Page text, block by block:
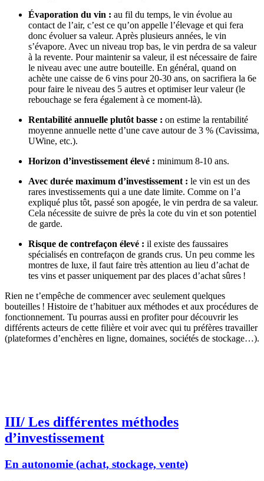
Évaporation du vin : au fil du temps, le vin évolue au
contact de l’air, c’est ce qu’on appelle l’élevage et qui fera
donc évoluer sa valeur. Après plusieurs années, le vin
s’évapore. Avec un niveau trop bas, le vin perdra de sa valeur
à la revente. Pour maintenir sa valeur, il est nécessaire de faire
le niveau avec une autre bouteille. En général, quand on
achète une caisse de 6 vins pour 20-30 ans, on sacrifiera la 6e
pour faire le niveau des 5 autres et optimiser leur valeur (le
rebouchage se fera également à ce moment-là).
Rentabilité annuelle plutôt basse : on estime la rentabilité
moyenne annuelle nette d’une cave autour de 3 % (Cavissima,
UWine, etc.).
Horizon d’investissement élevé : minimum 8-10 ans.
Avec durée maximum d’investissement : le vin est un des
rares investissements qui a une date limite. Comme on l’a
expliqué plus tôt, passé son apogée, le vin perdra de sa valeur.
Cela nécessite de suivre de près la cote du vin et son potentiel
de garde.
Risque de contrefaçon élevé : il existe des faussaires
spécialisés en contrefaçon de grands crus. Un peu comme les
montres de luxe, il faut faire très attention au lieu d’achat de
tes vins et passer uniquement par des places d’achat sûres !
Rien ne t’empêche de commencer avec seulement quelques
bouteilles ! Histoire de t’habituer aux méthodes et aux procédures de
fonctionnement. Tu pourras aussi en profiter pour découvrir les
différents acteurs de cette filière et voir avec qui tu préfères travailler
(plateformes d’enchères en ligne, domaines, sociétés de stockage…).
III/ Les différentes méthodes
d’investissement
En autonomie (achat, stockage, vente)